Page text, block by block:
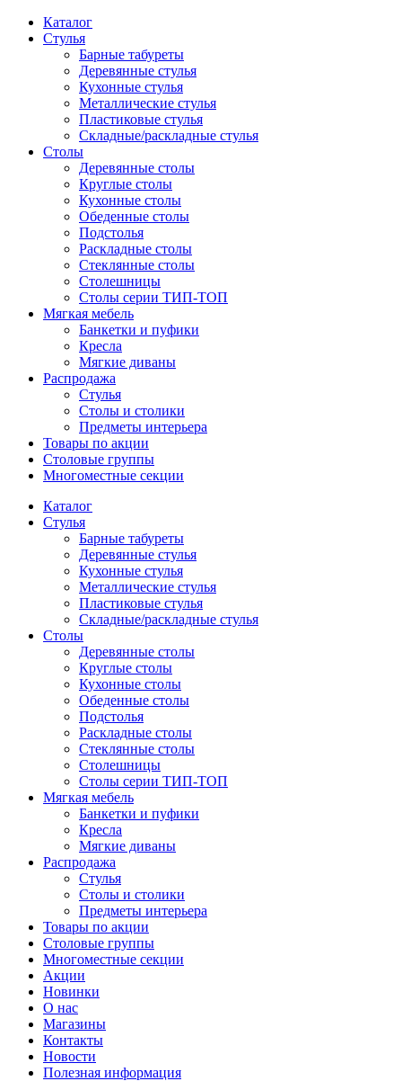
Каталог
Стулья
Барные табуреты
Деревянные стулья
Кухонные стулья
Металлические стулья
Пластиковые стулья
Складные/раскладные стулья
Столы
Деревянные столы
Круглые столы
Кухонные столы
Обеденные столы
Подстолья
Раскладные столы
Стеклянные столы
Столешницы
Столы серии ТИП-ТОП
Мягкая мебель
Банкетки и пуфики
Кресла
Мягкие диваны
Распродажа
Стулья
Столы и столики
Предметы интерьера
Товары по акции
Столовые группы
Многоместные секции
Каталог
Стулья
Барные табуреты
Деревянные стулья
Кухонные стулья
Металлические стулья
Пластиковые стулья
Складные/раскладные стулья
Столы
Деревянные столы
Круглые столы
Кухонные столы
Обеденные столы
Подстолья
Раскладные столы
Стеклянные столы
Столешницы
Столы серии ТИП-ТОП
Мягкая мебель
Банкетки и пуфики
Кресла
Мягкие диваны
Распродажа
Стулья
Столы и столики
Предметы интерьера
Товары по акции
Столовые группы
Многоместные секции
Акции
Новинки
О нас
Магазины
Контакты
Новости
Полезная информация